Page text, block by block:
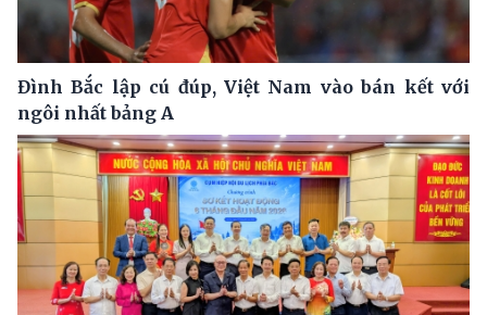
Đình Bắc lập cú đúp, Việt Nam vào bán kết với
ngôi nhất bảng A